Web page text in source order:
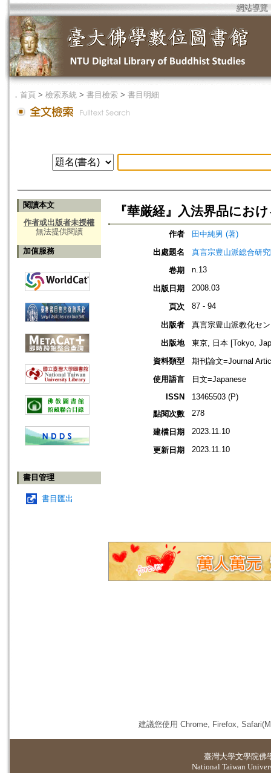
網站導覽
． 首頁 > 檢索系統 > 書目檢索 > 書目明細
閱讀本文
作者或出版者未授權
無法提供閱讀
加值服務
書目管理
書目匯出
『華厳経』入法界品にお
作者
田中純男 (著)
出處題名
真言宗豊山派総合研
卷期
n.13
出版日期 2008.03
頁次 87 - 94
出版者
真言宗豊山派教化セ
出版地
東京, 日本 [Tokyo,
資料類型
期刊論文=Journal
使用語言
日文=Japanese
ISSN
13465503 (P)
點閱次數
278
建檔日期 2023.11.10
更新日期 2023.11.10
建議您使用 Chrome, Firefox,
臺灣大學文學院佛
National Taiwan